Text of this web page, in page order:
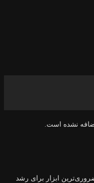
نشده است.
ابزار برای رشد